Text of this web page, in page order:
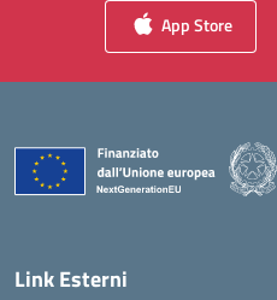
App Store
Link Esterni